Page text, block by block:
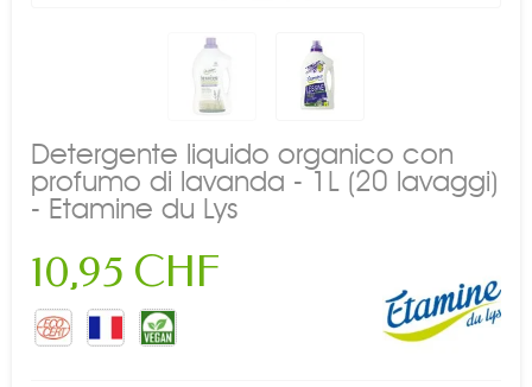
Detergente liquido organico con
profumo di lavanda - 1L (20 lavaggi)
- Etamine du Lys
10,95 CHF